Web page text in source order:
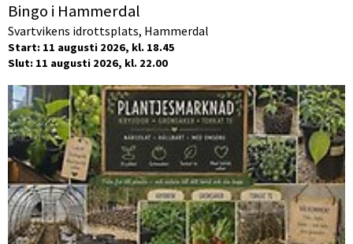
Bingo i Hammerdal
Svartvikens idrottsplats, Hammerdal
Start: 11 augusti 2026, kl. 18.45
Slut: 11 augusti 2026, kl. 22.00